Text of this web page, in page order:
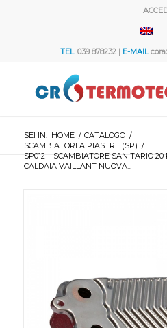
TEL.039 878232 | E-MAIL
SEI IN: HOME / CATALOGO /
SCAMBIATORI A PIASTRE (SP) /
SP012 – SCAMBIATORE SANITARIO 20
CALDAIA VAILLANT NUOVA...